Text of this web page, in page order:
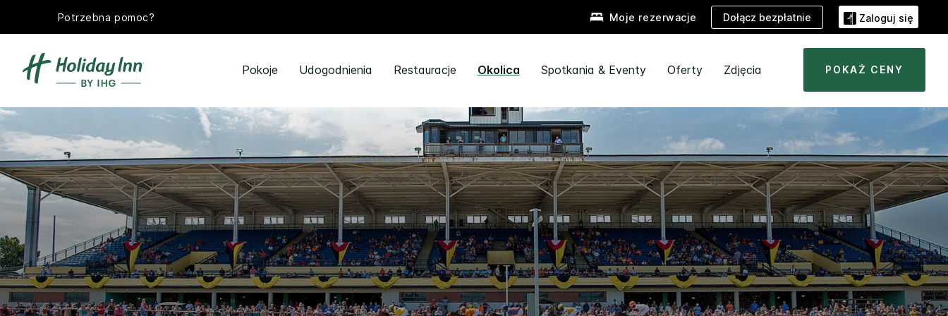
Potrzebna pomoc? Moje rezerwacje Dołącz bezpłatnie Zaloguj się
Pokoje Udogodnienia Restauracje Okolica Spotkania & Eventy Oferty Zdjęcia POKAŻ CENY